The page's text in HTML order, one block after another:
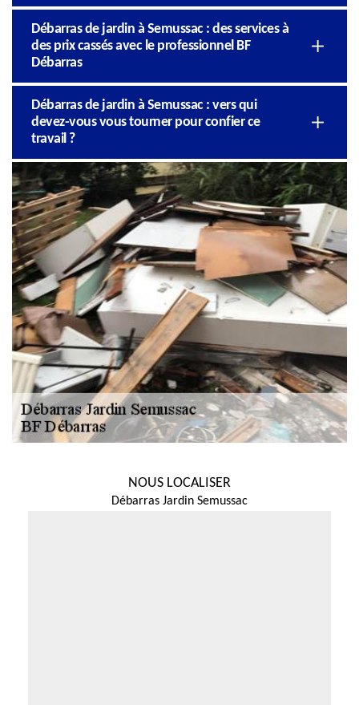
Débarras de jardin à Semussac : des services à
des prix cassés avec le professionnel BF
Débarras
Débarras de jardin à Semussac : vers qui
devez-vous vous tourner pour confier ce
travail ?
NOUS LOCALISER
Débarras Jardin Semussac